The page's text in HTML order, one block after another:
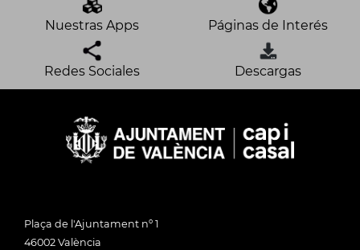
Nuestras Apps Páginas de Interés
Redes Sociales Descargas
Plaça de l'Ajuntament nº 1
46002 València